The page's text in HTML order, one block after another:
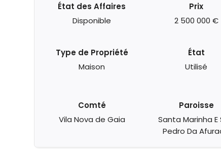
État des Affaires
Disponible
Prix
2 500 000 €
Type de Propriété
Maison
État
Utilisé
Comté
Vila Nova de Gaia
Paroisse
Santa Marinha E
Pedro Da